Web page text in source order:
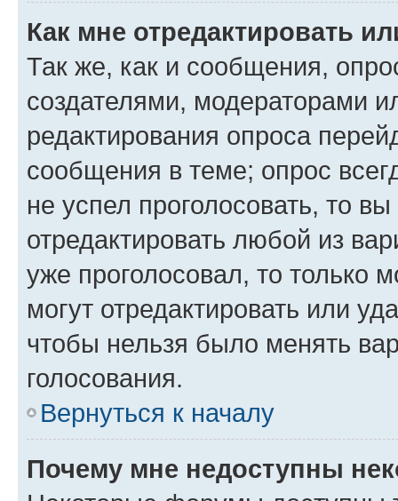
Как мне отредактировать
Так же, как и сообщения,
создателями, модераторами
редактирования опроса
сообщения в теме; опрос
не успел проголосовать, то
отредактировать любой из
уже проголосовал, то только
могут отредактировать или
чтобы нельзя было менять
голосования.
Вернуться к началу
Почему мне недоступны